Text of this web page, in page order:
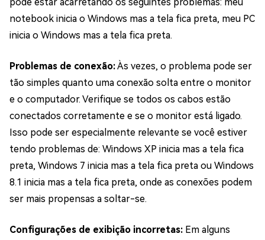
notebook inicia o Windows mas a tela fica preta, meu PC
inicia o Windows mas a tela fica preta.
Problemas de conexão:Às vezes, o problema pode ser
tão simples quanto uma conexão solta entre o monitor
e o computador. Verifique se todos os cabos estão
conectados corretamente e se o monitor está ligado.
Isso pode ser especialmente relevante se você estiver
tendo problemas de: Windows XP inicia mas a tela fica
preta, Windows 7 inicia mas a tela fica preta ou Windows
8.1 inicia mas a tela fica preta, onde as conexões podem
ser mais propensas a soltar-se.
Configurações de exibição incorretas: Em alguns